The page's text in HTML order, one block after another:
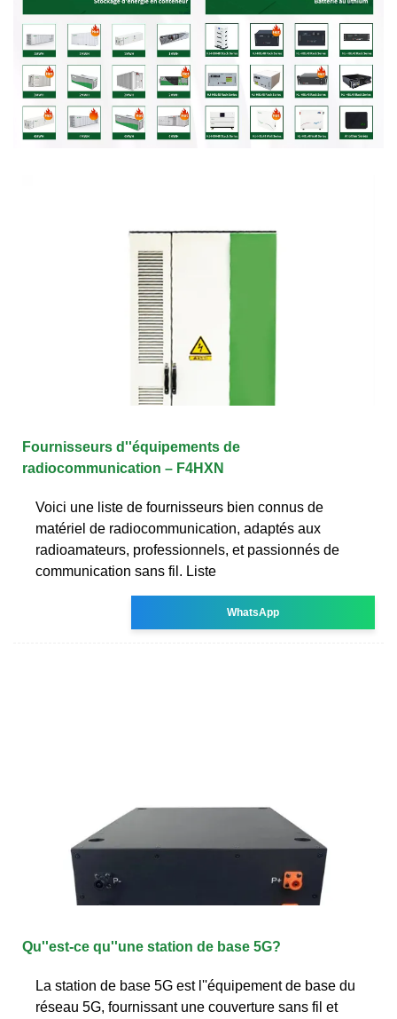
Fournisseurs d''équipements de
radiocommunication – F4HXN
Voici une liste de fournisseurs bien connus de
matériel de radiocommunication, adaptés aux
radioamateurs, professionnels, et passionnés de
communication sans fil. Liste
WhatsApp
Qu''est-ce qu''une station de base 5G?
La station de base 5G est l''équipement de base du
réseau 5G, fournissant une couverture sans fil et